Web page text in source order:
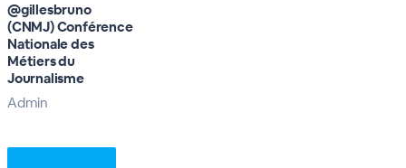
@gillesbruno
(CNMJ) Conférence
Nationale des
Métiers du
Journalisme
Admin